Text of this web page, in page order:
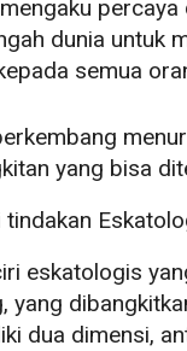
dunia untuk
semua
yang bisa
eskatologis
yang
dua dimensi,